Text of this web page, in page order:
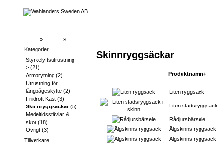
» »
Skinnryggsäckar
Produktnamn+
Liten ryggsäck
Liten
Rådjursbärsele
Älgskinns ryggsäck
Älgskinns ryggsäck
Kategorier
Styrkelyftsutrustning-
> (21)
Armbrytning (2)
Utrustning för
långbågeskytte (2)
Friidrott Kast (3)
Skinnryggsäckar(5)
Medeltidsstävlar &
skor (18)
Övrigt (3)
Tillverkare